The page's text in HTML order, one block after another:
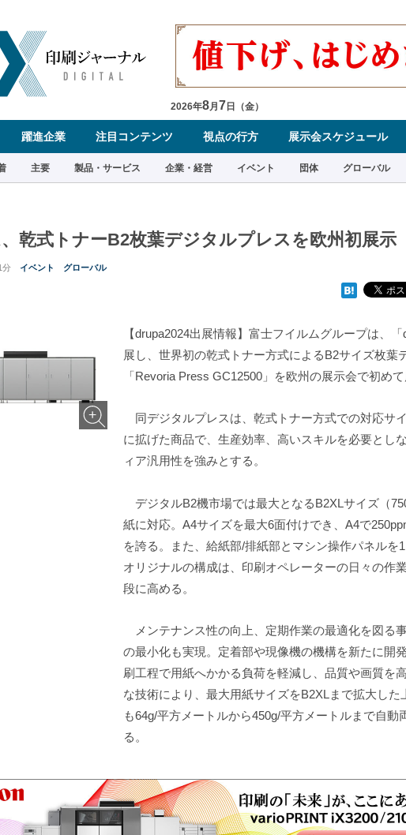
2026年8月 7 日（金）
躍進企業 注目コンテンツ 視点の行方 展示会スケジュール
主要 製品・サービス 企業・経営 イベント 団体 グローバル
乾式トナーB2枚葉デジタルプレスを欧州初展示
分 イベント グローバル
【drupa2024出展情報】富士フイルムグループは、
展し、世界初の乾式トナー方式によるB2サイズ枚葉
「Revoria Press GC12500」を欧州の展示会で初めて
同デジタルプレスは、乾式トナー方式での対応サ
に拡げた商品で、生産効率、高いスキルを必要とし
ィア汎用性を強みとする。
デジタルB2機市場では最大となるB2XLサイズ（
紙に対応。A4サイズを最大6面付けでき、A4で
を誇る。また、給紙部/排紙部とマシン操作パネルを
オリジナルの構成は、印刷オペレーターの日々の作
段に高める。
メンテナンス性の向上、定期作業の最適化を図る
の最小化も実現。定着部や現像機の機構を新たに開
刷工程で用紙へかかる負荷を軽減し、品質や画質を
な技術により、最大用紙サイズをB2XLまで拡大した
も64g/平方メートルから450g/平方メートルまで自動
る。